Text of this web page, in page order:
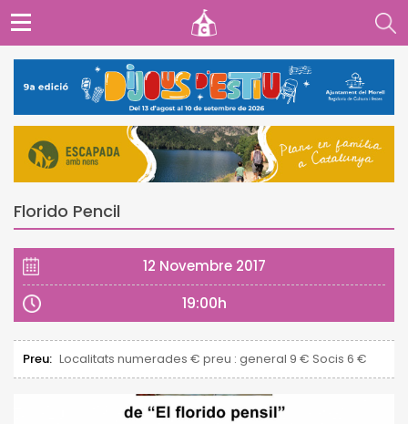
Florido Pencil
12 Novembre 2017
19:00h
Preu: Localitats numerades € preu : general 9 € Socis 6 €